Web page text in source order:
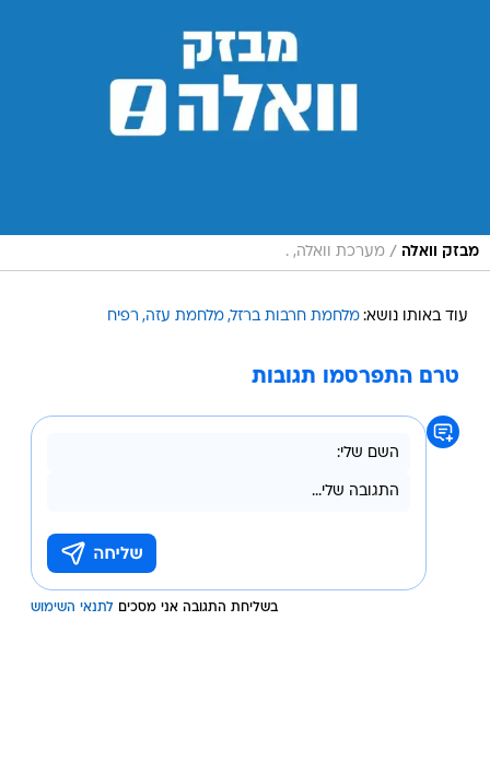
מבזק וואלה / מערכת וואלה, .
עוד באותו נושא: מלחמת חרבות ברזל מלחמת עזה רפיח
טרם התפרסמו תגובות
בשליחת התגובה אני מסכים לתנאי השימוש